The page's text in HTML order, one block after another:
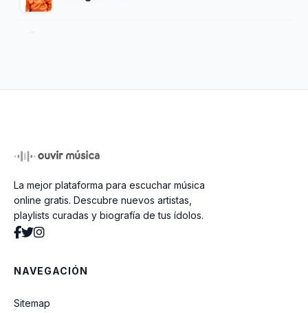
Una Opinion
Leydi Mary
La mejor plataforma para escuchar música
online gratis. Descubre nuevos artistas,
playlists curadas y biografía de tus ídolos.
NAVEGACIÓN
Sitemap